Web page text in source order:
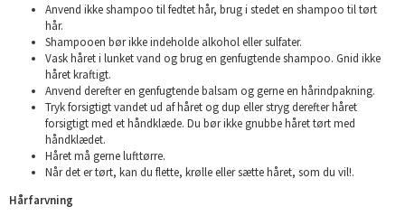
Anvend ikke shampoo til fedtet hår, brug i stedet en shampoo til tørt
hår.
Shampooen bør ikke indeholde alkohol eller sulfater.
Vask håret i lunket vand og brug en genfugtende shampoo. Gnid ikke
håret kraftigt.
Anvend derefter en genfugtende balsam og gerne en hårindpakning.
Tryk forsigtigt vandet ud af håret og dup eller stryg derefter håret
forsigtigt med et håndklæde. Du bør ikke gnubbe håret tørt med
håndklædet.
Håret må gerne lufttørre.
Når det er tørt, kan du flette, krølle eller sætte håret, som du vil!.
Hårfarvning